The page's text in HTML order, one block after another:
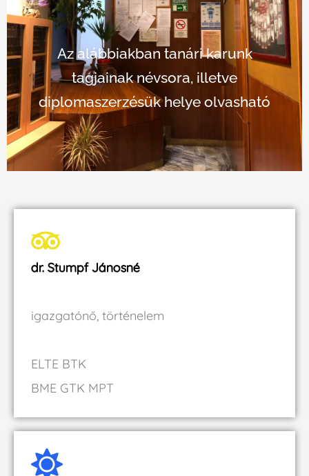
Az alábbiakban tanári karunk
tagjainak névsora, illetve
diplomaszerzésük helye olvasható
dr. Stumpf Jánosné
igazgatónő, történelem
ELTE BTK
BME GTK MPT